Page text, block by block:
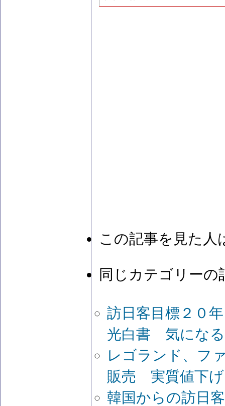
この記事を見た人
同じカテゴリーの
訪日客目標２０
光白書 気にな
レゴランド、フ
販売 実質値下げ
韓国からの訪日